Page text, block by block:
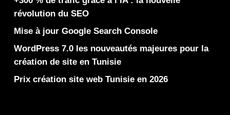
révolution du SEO
Mise à jour Google Search Console
WordPress 7.0 les nouveautés majeures pour la
création de site en Tunisie
Prix création site web Tunisie en 2026